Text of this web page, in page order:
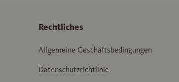
Rechtliches
Allgemeine Geschäftsbedingungen
Datenschutzrichtlinie